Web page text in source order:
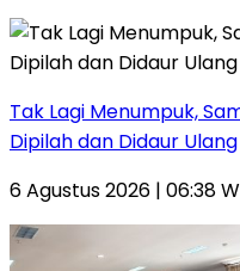
Tak Lagi Menumpuk,
Dipilah dan Didaur Ulang
6 Agustus 2026 | 06:38